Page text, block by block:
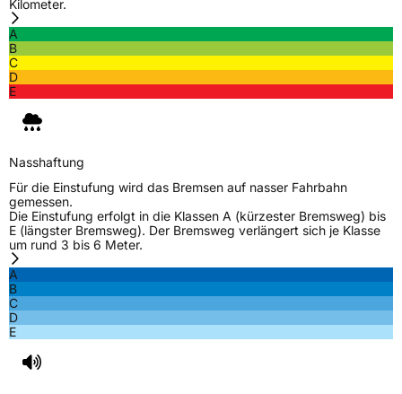
FelgenschutzFR
EU Label
Effizienz
Rollgeräusch (Klasse)A
Rollgeräusch (dB)
EPREL ID
Kilometer.
A
B
C
D
E
Nasshaftung
Für die Einstufung wird das Bremsen auf nasser Fahrbahn
gemessen.
Die Einstufung erfolgt in die Klassen A (kürzester Bremsweg) bis
E (längster Bremsweg). Der Bremsweg verlängert sich je Klasse
um rund 3 bis 6 Meter.
A
B
C
D
E